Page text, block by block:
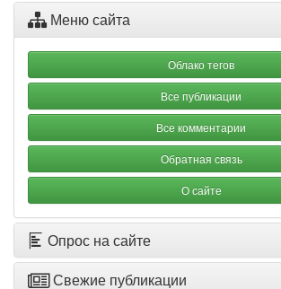
Меню сайта
Облако тегов
Все публикации
Все комментарии
Обратная связь
О сайте
Опрос на сайте
Свежие публикации